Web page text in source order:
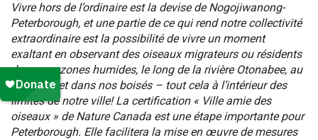
Vivre hors de l’ordinaire est la devise de Nogojiwanong-
Peterborough, et une partie de ce qui rend notre collectivité
extraordinaire est la possibilité de vivre un moment
exaltant en observant des oiseaux migrateurs ou résidents
dans nos zones humides, le long de la rivière Otonabee, au
lac Little, et dans nos boisés – tout cela à l’intérieur des
limites de notre ville! La certification « Ville amie des
oiseaux » de Nature Canada est une étape importante pour
Peterborough. Elle facilitera la mise en œuvre de mesures